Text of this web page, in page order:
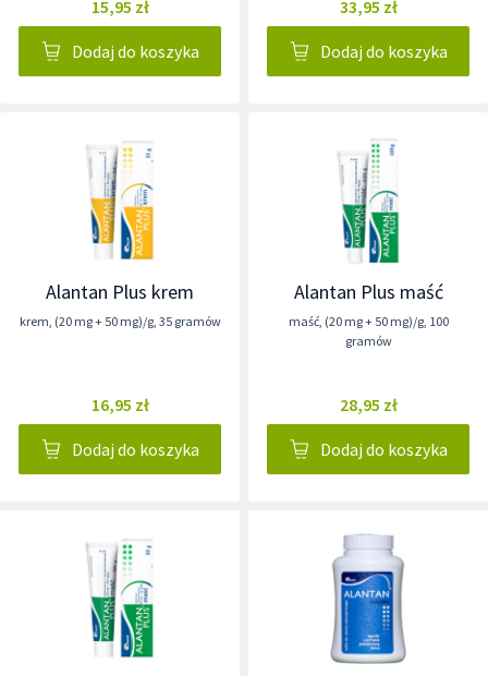
15,95 zł
Dodaj do koszyka
33,95 zł
Dodaj do koszyka
Alantan Plus krem
krem, (20 mg + 50 mg)/g, 35 gramów
16,95 zł
Dodaj do koszyka
Alantan Plus maść
maść, (20 mg + 50 mg)/g, 100
gramów
28,95 zł
Dodaj do koszyka